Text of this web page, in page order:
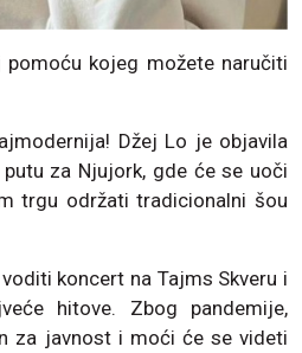
kojeg možete naručiti
Džej Lo je objavila
za Njujork, gde će se uoči
trgu održati tradicionalni šou
koncert na Tajms Skveru i
hitove. Zbog pandemije,
za javnost i moći će se videti